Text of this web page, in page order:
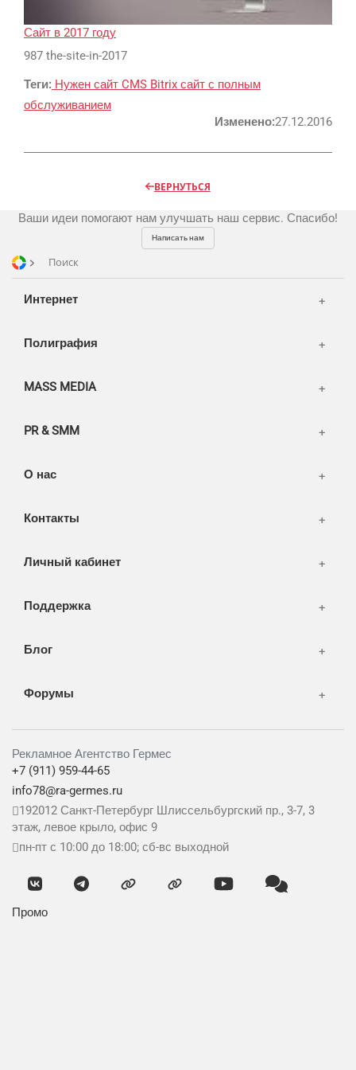
Сайт в 2017 году
987 the-site-in-2017
Теги: Нужен сайт CMS Bitrix сайт с полным
обслуживанием
Изменено:27.12.2016
ВЕРНУТЬСЯ
Ваши идеи помогают нам улучшать наш сервис. Спасибо!
Написать нам
Поиск
Интернет
AI Automation
Разработка сайтов
CMS 1C-Bitrix
Полиграфия
Цифра и офсет
Широкий формат
MASS MEDIA
Телевидение
OOH
PR & SMM
Аудио и звукозапись
О нас
Партнеры
Портфолио
Публикации
FAQ
Контакты
Вакансии
Личный кабинет
Корзина
Поддержка
FAQ
Блог
Форумы
СМИ и оффлайн реклама
Рекламное Агентство Гермес
+7 (911) 959-44-65
info78@ra-germes.ru
192012 Санкт-Петербург Шлиссельбургский пр., 3-7, 3
этаж, левое крыло, офис 9
пн-пт с 10:00 до 18:00; сб-вс выходной
Промо